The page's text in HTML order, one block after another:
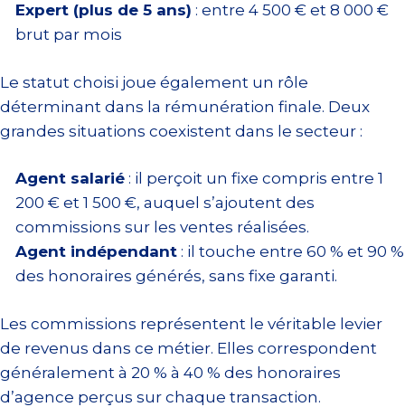
Expert (plus de 5 ans) : entre 4 500 € et 8 000 €
brut par mois
Le statut choisi joue également un rôle
déterminant dans la rémunération finale. Deux
grandes situations coexistent dans le secteur :
Agent salarié : il perçoit un fixe compris entre 1
200 € et 1 500 €, auquel s’ajoutent des
commissions sur les ventes réalisées.
Agent indépendant : il touche entre 60 % et 90 %
des honoraires générés, sans fixe garanti.
Les commissions représentent le véritable levier
de revenus dans ce métier. Elles correspondent
généralement à 20 % à 40 % des honoraires
d’agence perçus sur chaque transaction.